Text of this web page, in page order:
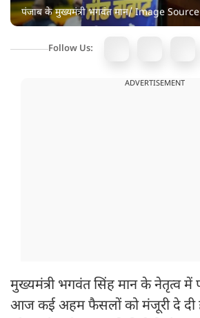
पंजाब के मुख्यमंत्री भगवंत मान/ Image
Follow Us:
ADVERTISEMENT
मुख्यमंत्री भगवंत सिंह मान के नेतृत्व में
आज कई अहम फैसलों को मंजूरी दे दी